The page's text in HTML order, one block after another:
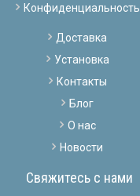
Конфиденциальность
Доставка
Установка
Контакты
Блог
О нас
Новости
Свяжитесь с нами